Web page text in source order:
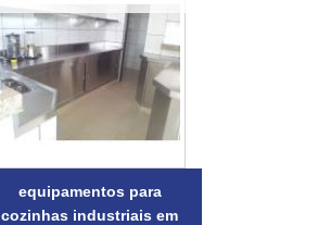
equipamentos para
cozinhas industriais em